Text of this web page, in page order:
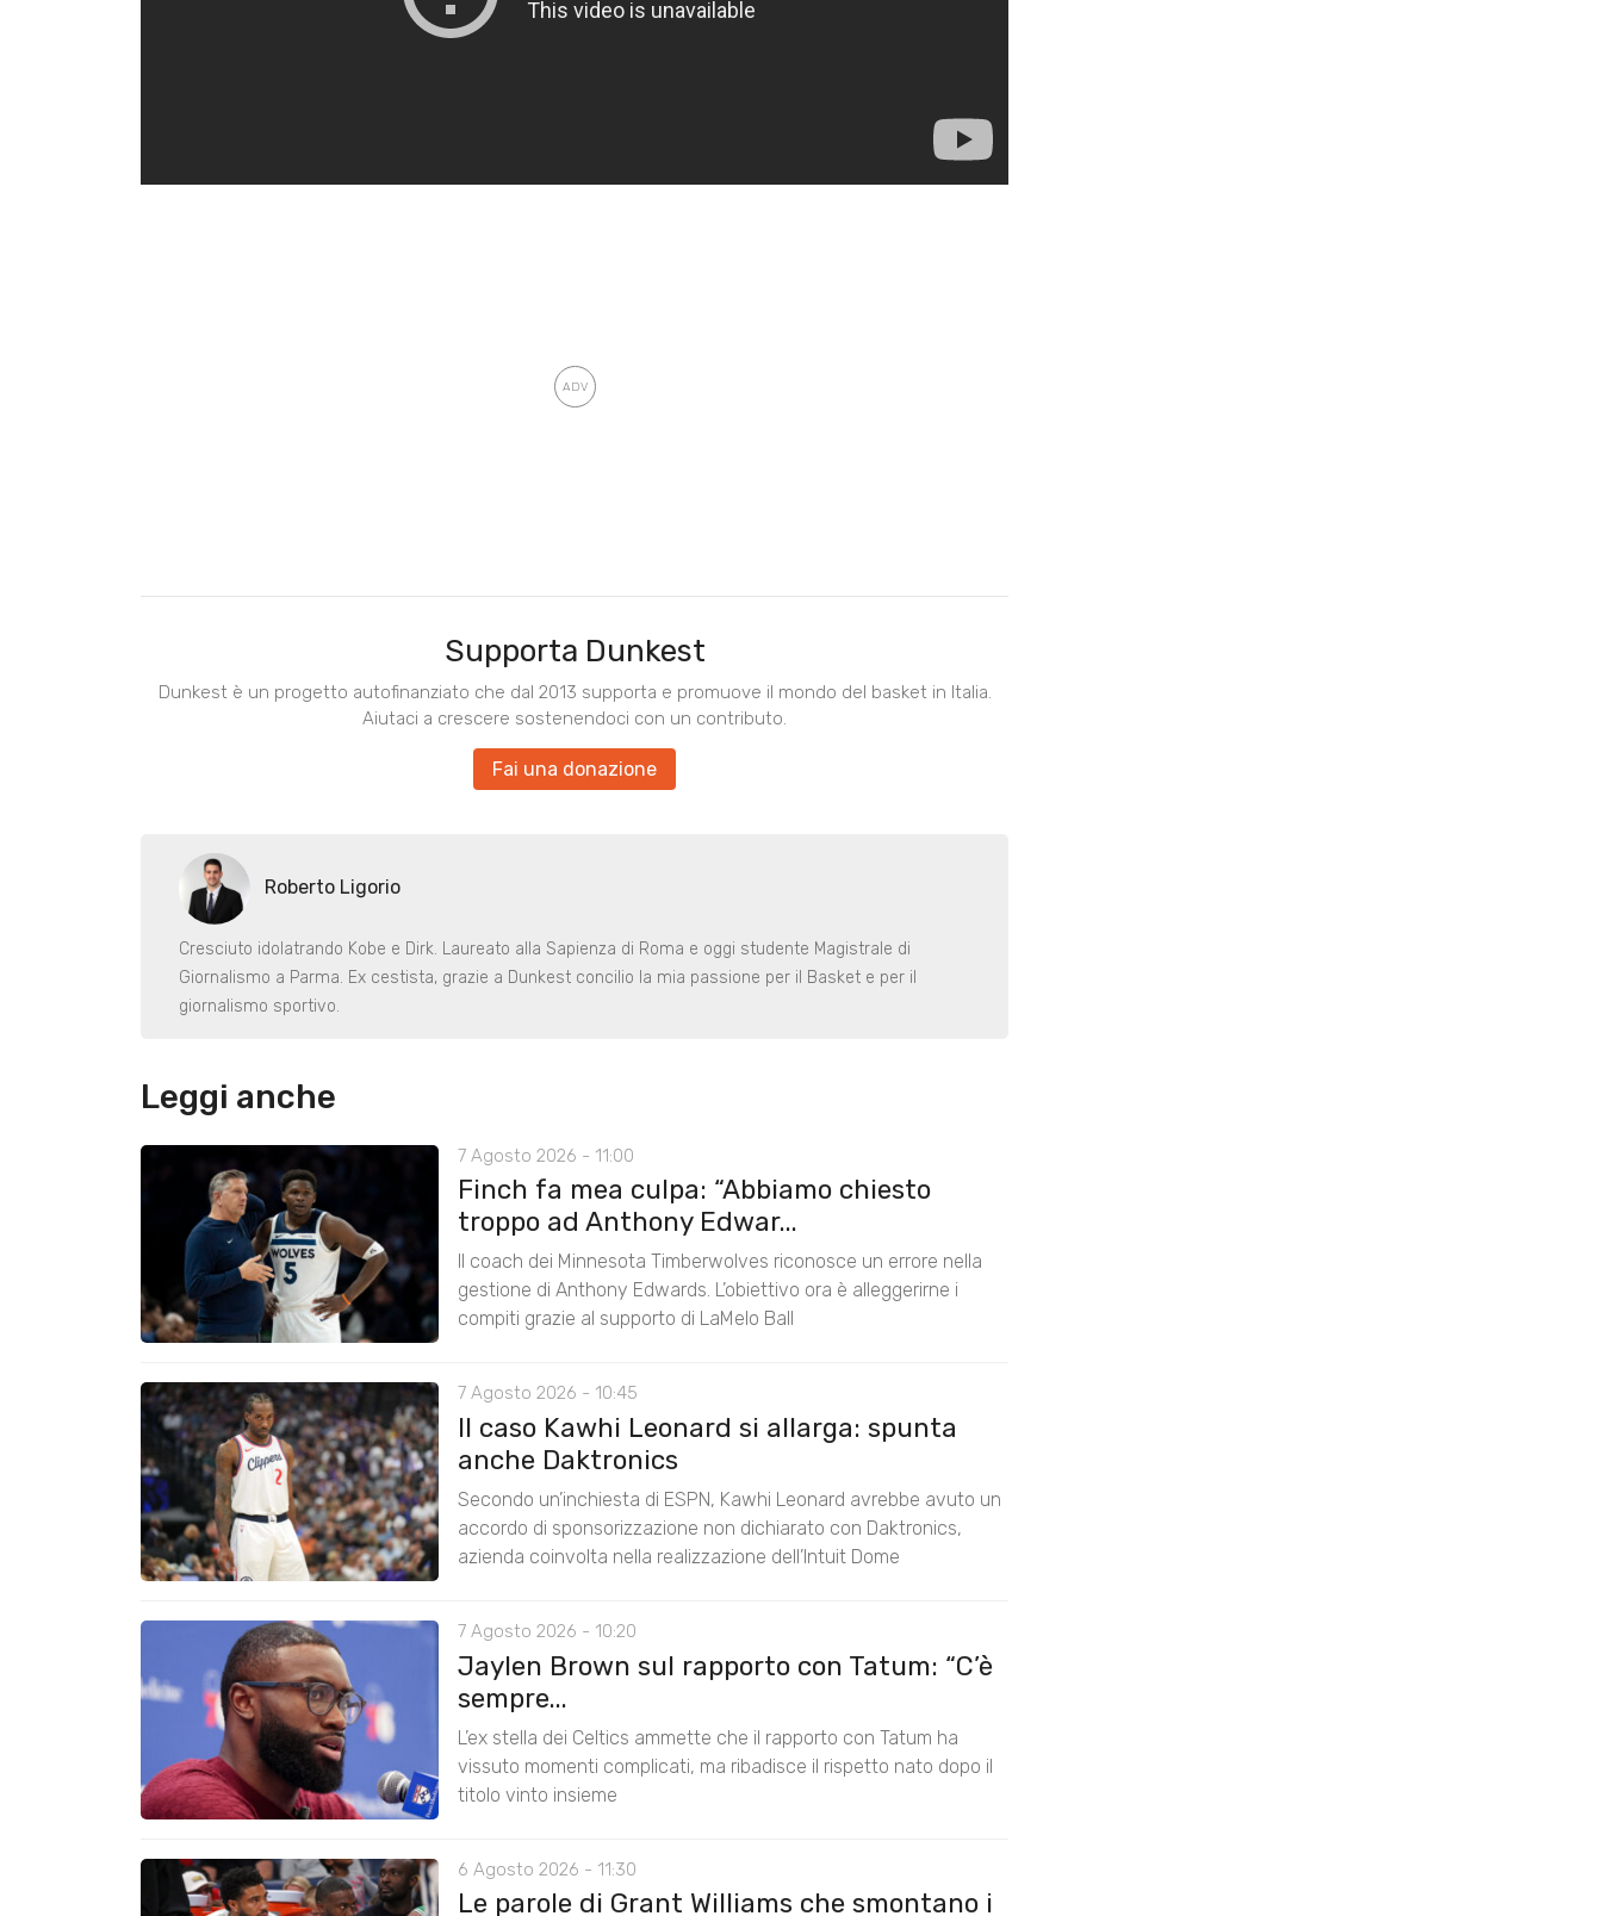
Supporta Dunkest
Dunkest è un progetto autofinanziato che dal 2013 supporta e promuove il mondo del basket in Italia.
Aiutaci a crescere sostenendoci con un contributo.
Fai una donazione
Roberto Ligorio
Cresciuto idolatrando Kobe e Dirk. Laureato alla Sapienza di Roma e oggi studente Magistrale di
Giornalismo a Parma. Ex cestista, grazie a Dunkest concilio la mia passione per il Basket e per il
giornalismo sportivo.
Leggi anche
7 Agosto 2026 - 11:00
Finch fa mea culpa: “Abbiamo chiesto
troppo ad Anthony Edwar...
Il coach dei Minnesota Timberwolves riconosce un errore nella
gestione di Anthony Edwards. L’obiettivo ora è alleggerirne i
compiti grazie al supporto di LaMelo Ball
7 Agosto 2026 - 10:45
Il caso Kawhi Leonard si allarga: spunta
anche Daktronics
Secondo un’inchiesta di ESPN, Kawhi Leonard avrebbe avuto un
accordo di sponsorizzazione non dichiarato con Daktronics,
azienda coinvolta nella realizzazione dell’Intuit Dome
7 Agosto 2026 - 10:20
Jaylen Brown sul rapporto con Tatum: “C’è
sempre...
L’ex stella dei Celtics ammette che il rapporto con Tatum ha
vissuto momenti complicati, ma ribadisce il rispetto nato dopo il
titolo vinto insieme
6 Agosto 2026 - 11:30
Le parole di Grant Williams che smontano i